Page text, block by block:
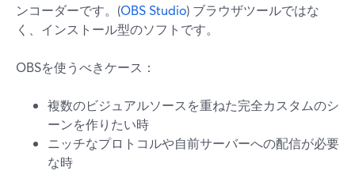
ンコーダーです。(OBS Studio) ブラウザツールではな
く、インストール型のソフトです。
OBSを使うべきケース：
複数のビジュアルソースを重ねた完全カスタムのシ
ーンを作りたい時
ニッチなプロトコルや自前サーバーへの配信が必要
な時